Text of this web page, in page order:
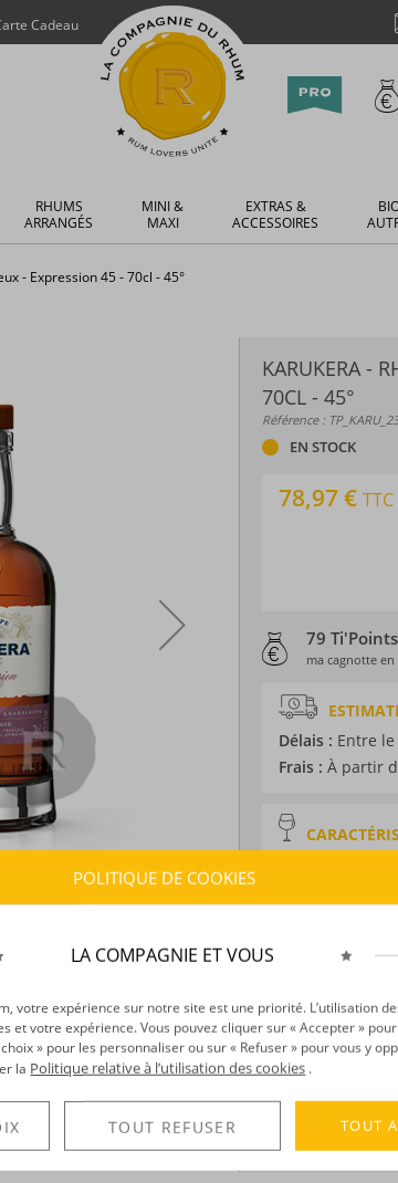
Cadeau
RHUMS
ARRANGÉS
MINI &
MAXI
EXTRAS &
ACCESSOIRES
- Expression 45 - 70cl - 45°
KARUKERA -
70CL - 45°
Référence : TP_KARU_23
EN STOCK
78,97 € TTC
79 Ti'Points
ma cagnotte
Délais : Entre le
Frais : À partir
Degré :45°
Edition :
Voir tous les
Guadeloupe: Karukera ! Ce
, qui rend ainsi
cuvée
Brut de fût, mais a
à 45°, d’où son nom,
POLITIQUE DE COOKIES
LA COMPAGNIE ET VOUS
votre expérience sur notre site est une priorité. L’utilisation
et votre expérience. Vous pouvez cliquer sur « Accepter »
» pour les personnaliser ou sur « Refuser » pour vous y
la Politique relative à l’utilisation des cookies .
TOUT REFUSER TOUT